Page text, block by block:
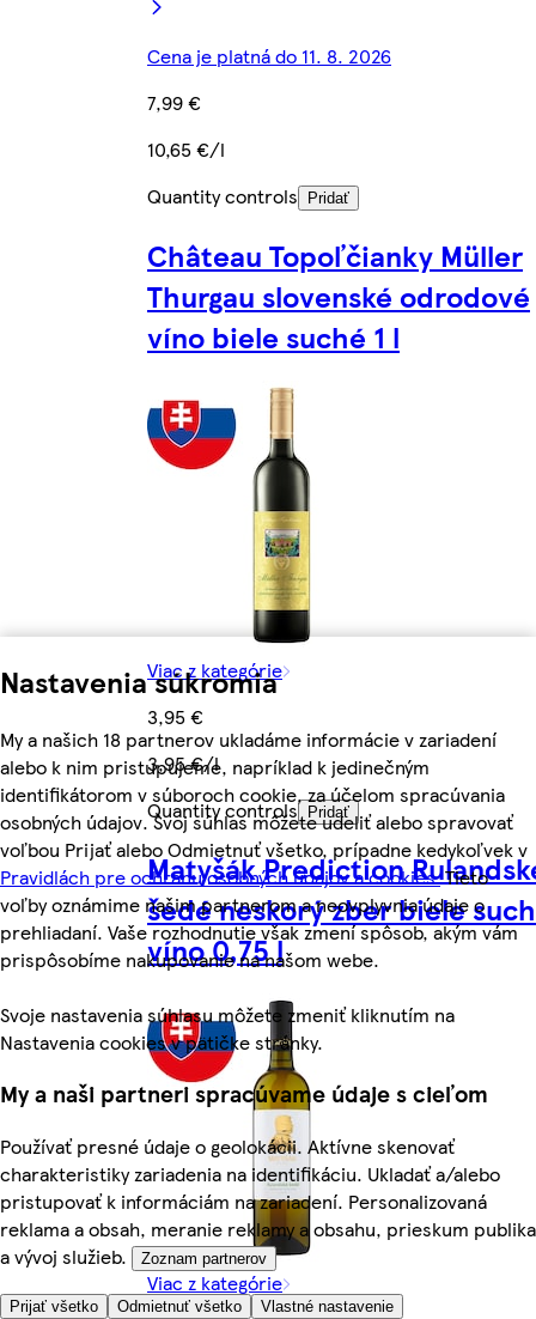
Nastavenia súkromia
My a našich 18 partnerov ukladáme informácie v zariadení
alebo k nim pristupujeme, napríklad k jedinečným
identifikátorom v súboroch cookie, za účelom spracúvania
osobných údajov. Svoj súhlas môžete udeliť alebo spravovať
voľbou Prijať alebo Odmietnuť všetko, prípadne kedykoľvek v
Pravidlách pre ochranu osobných údajov a cookies.Tieto
voľby oznámime našim partnerom a neovplyvnia údaje o
prehliadaní. Vaše rozhodnutie však zmení spôsob, akým vám
prispôsobíme nakupovanie na našom webe.
Svoje nastavenia súhlasu môžete zmeniť kliknutím na
Nastavenia cookies v pätičke stránky.
My a naši partneri spracúvame údaje s cieľom
Používať presné údaje o geolokácii. Aktívne skenovať
charakteristiky zariadenia na identifikáciu. Ukladať a/alebo
pristupovať k informáciám na zariadení. Personalizovaná
reklama a obsah, meranie reklamy a obsahu, prieskum publika
a vývoj služieb.
Zoznam partnerov
Prijať všetko Odmietnuť všetko Vlastné nastavenie
Cena je platná do 11. 8. 2026
7,99 €
10,65 €/l
Quantity controls
Pridať
Château Topoľčianky Müller
Thurgau slovenské odrodové
víno biele suché 1 l
Viac z kategórie
3,95 €
3,95 €/l
Quantity controls
Pridať
Matyšák Prediction
šedé neskorý zber biele
víno 0,75 l
Viac z kategórie